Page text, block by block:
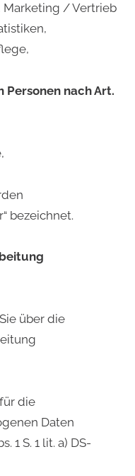
/ Vertrieb
nach Art.
bezeichnet.
über die
die
Daten
1 S. 1 lit. a) DS-